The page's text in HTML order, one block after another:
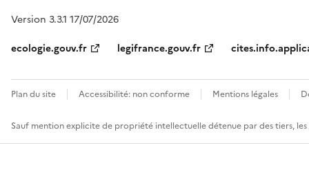
Version 3.3.1 17/07/2026
ecologie.gouv.fr
legifrance.gouv.fr
Plan du site Accessibilité: non conforme Mentions légales
Sauf mention explicite de propriété intellectuelle détenue par des tiers,